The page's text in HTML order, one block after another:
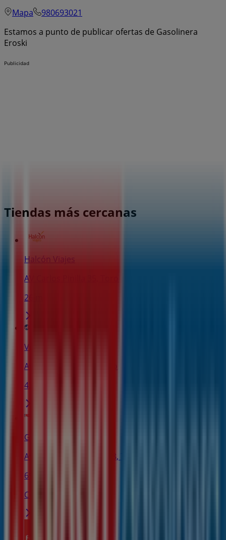
Mapa
980693021
Estamos a punto de publicar ofertas de Gasolinera
Eroski
Publicidad
Tiendas más cercanas
Halcón Viajes
AV Carlos Pinilla 35, Toro
26 m
Viajes Ecuador
Av Carlos Pinilla 35, Toro
42 m
Gasolinera Eroski
Avenida Carlos Pinilla 28, Toro
69 m
Cerrado